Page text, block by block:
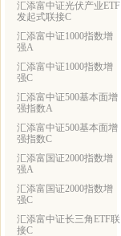
汇添富中证光伏产业ETF
发起式联接C
汇添富中证1000指数增
强A
汇添富中证1000指数增
强C
汇添富中证500基本面增
强指数A
汇添富中证500基本面增
强指数C
汇添富国证2000指数增
强A
汇添富国证2000指数增
强C
汇添富中证长三角ETF联
接C